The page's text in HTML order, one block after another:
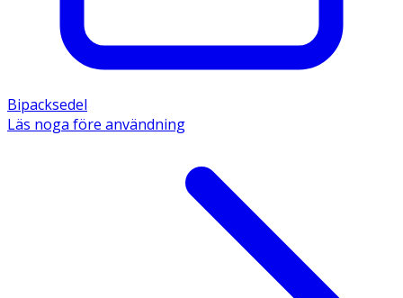
Bipacksedel
Läs noga före användning